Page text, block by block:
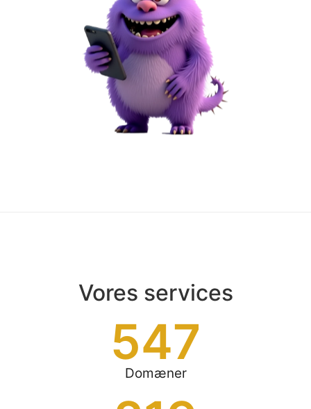
Vores services
Domæner
547